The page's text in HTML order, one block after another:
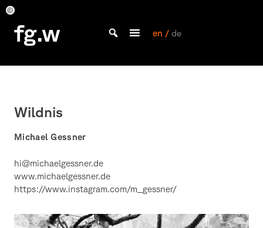
Skip
content
fg.w
Bachelor Kommunikationsdesign und Master Design & Information studieren
en / de
Wildnis
Michael Gessner
hi@michaelgessner.de
www.michaelgessner.de
https://www.instagram.com/m_gessner/
Michael
Gessner
Michael
Gessner
Michael
Gessner
Michael
Gessner
Michael
Gessner
Michael
Gessner
Michael
Gessner